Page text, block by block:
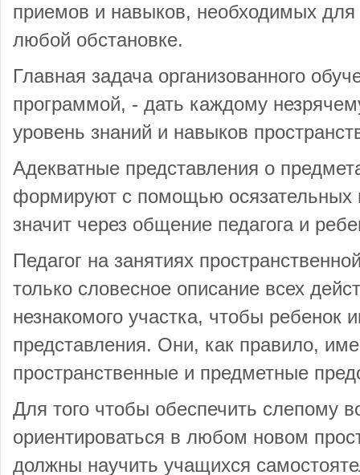
приемов и навыков, необходимых
любой обстановке.
Главная задача организованного
программой, - дать каждому
уровень знаний и навыков
Адекватные представления о
формируют с помощью осязательных
значит через общение педагога и
Педагог на занятиях
только словесное описание всех
незнакомого участка, чтобы ребенок
представления. Они, как правило,
пространственные и предметные
Для того чтобы обеспечить слепому
ориентироваться в любом новом
должны научить учащихся